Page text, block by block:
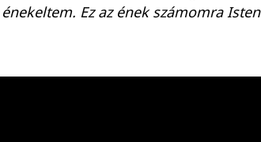
Ez az ének számomra Isten